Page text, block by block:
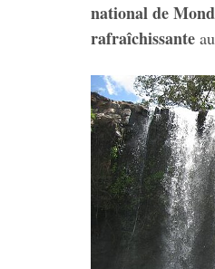
national de
rafraîchissante